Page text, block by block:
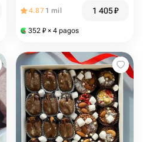
4.87 1 mil 1 405₽
352 ₽ × 4 pagos